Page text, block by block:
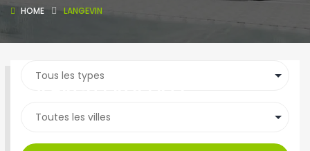
HOME LANGEVIN
SEARCH PROPERTY